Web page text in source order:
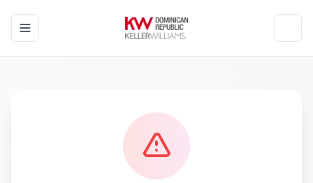
Toggle navigation menu